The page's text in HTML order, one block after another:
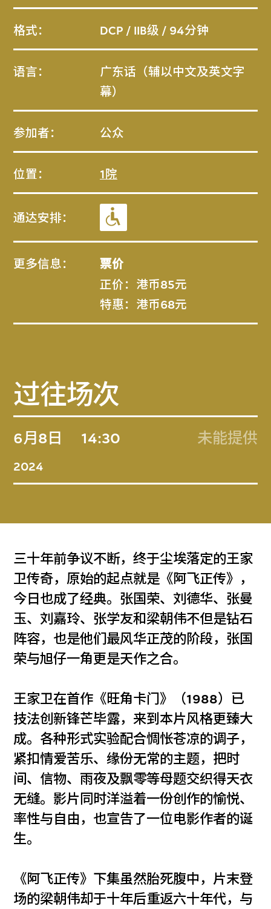
格式： DCP / IIB级 / 94分钟
语言：
广东话（辅以中文及英文字
幕）
参加者： 公众
位置： 1院
通达安排：
更多信息： 票价
正价：港币85元
特惠：港币68元
过往场次
6月8日
2024
14:30 未能提供
三十年前争议不断，终于尘埃落定的王家
卫传奇，原始的起点就是《阿飞正传》，
今日也成了经典。张国荣、刘德华、张曼
玉、刘嘉玲、张学友和梁朝伟不但是钻石
阵容，也是他们最风华正茂的阶段，张国
荣与旭仔一角更是天作之合。
王家卫在首作《旺角卡门》（1988）已
技法创新锋芒毕露，来到本片风格更臻大
成。各种形式实验配合惆怅苍凉的调子，
紧扣情爱苦乐、缘份无常的主题，把时
间、信物、雨夜及飘零等母题交织得天衣
无缝。影片同时洋溢着一份创作的愉悦、
率性与自由，也宣告了一位电影作者的诞
生。
《阿飞正传》下集虽然胎死腹中，片末登
场的梁朝伟却于十年后重返六十年代，与